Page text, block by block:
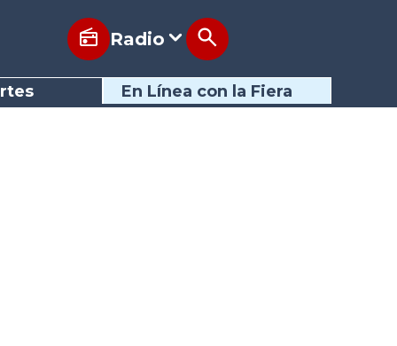
Radio
En Línea con la Fiera